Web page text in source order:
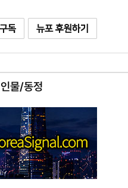
인물/동정